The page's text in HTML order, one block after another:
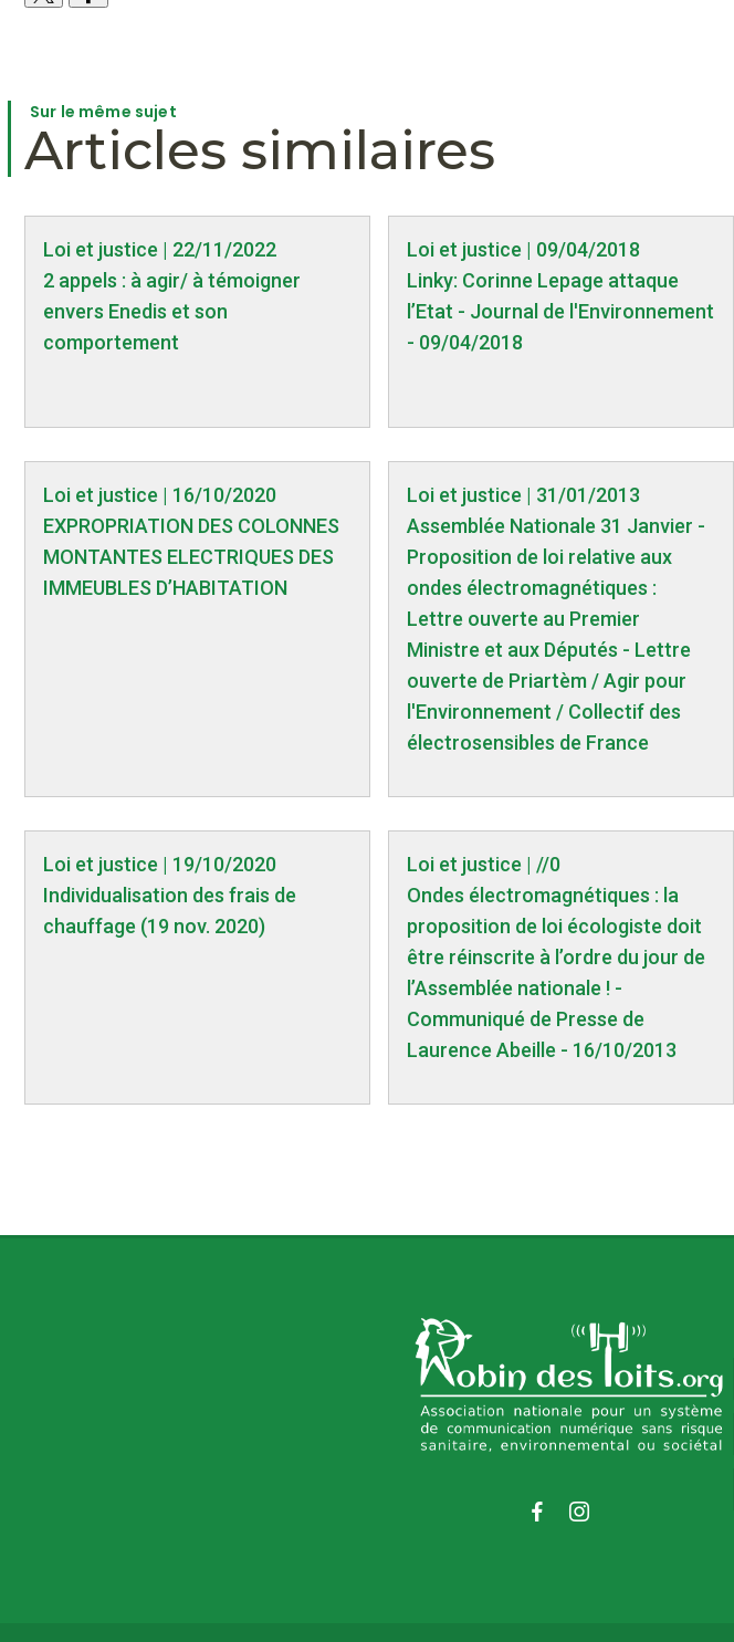
Sur le même sujet
Articles similaires
Loi et justice | 22/11/2022
2 appels : à agir/ à témoigner
envers Enedis et son
comportement
Loi et justice | 09/04/2018
Linky: Corinne Lepage attaque
l’Etat - Journal de l'Environnement
- 09/04/2018
Loi et justice | 16/10/2020
EXPROPRIATION DES COLONNES
MONTANTES ELECTRIQUES DES
IMMEUBLES D’HABITATION
Loi et justice | 31/01/2013
Assemblée Nationale 31 Janvier -
Proposition de loi relative aux
ondes électromagnétiques :
Lettre ouverte au Premier
Ministre et aux Députés - Lettre
ouverte de Priartèm / Agir pour
l'Environnement / Collectif des
électrosensibles de France
Loi et justice | 19/10/2020
Individualisation des frais de
chauffage (19 nov. 2020)
Loi et justice | //0
Ondes électromagnétiques : la
proposition de loi écologiste doit
être réinscrite à l’ordre du jour de
l’Assemblée nationale ! -
Communiqué de Presse de
Laurence Abeille - 16/10/2013